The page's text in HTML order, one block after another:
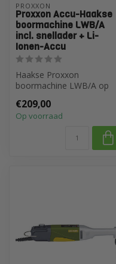
PROXXON
Proxxon Accu-Haakse
boormachine LWB/A
incl. snellader + Li-
Ionen-Accu
Haakse Proxxon
boormachine LWB/A op
in tegelwerk. In...
€209,00
Op voorraad